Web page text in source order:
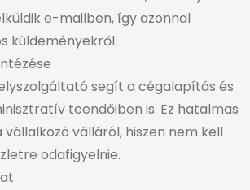
e-mailben, így azonnal
küldeményekről.
segít a cégalapítás és
teendőiben is. Ez hatalmas
válláról, hiszen nem kell
odafigyelnie.